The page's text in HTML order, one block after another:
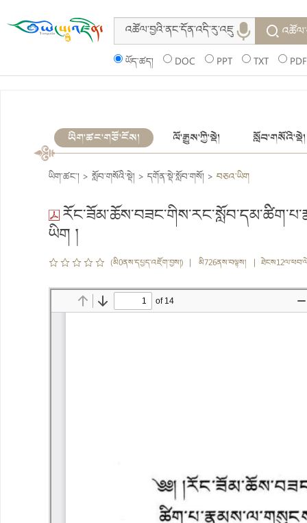
ཡོད་ཚད། DOC PPT TXT PDF
ཡིག་ཚང་གཙོ་ངོས། ལོ་རྒྱུས་ཀྱི་སྡེ། སློབ་གསོའི་སྡེ།
ཡིག་ཚང་། > སློབ་གསོའི་སྡེ། > དགོན་སྡེ་སློབ་གསོ། > བཅའ་ཡིག
ཡིག །
(མི0ནས་དཔྱད་འཇོག་བྱས།) | མི726ནས་བལྟས། |